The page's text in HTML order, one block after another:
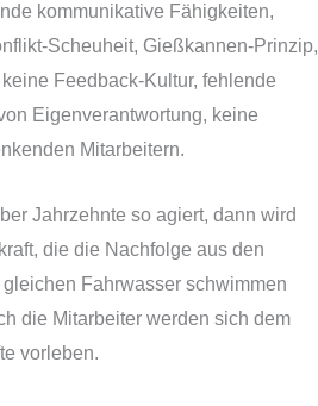
kommunikative Fähigkeiten,
Scheuheit, Gießkannen-Prinzip,
Feedback-Kultur, fehlende
Eigenverantwortung, keine
Mitarbeitern.
Jahrzehnte so agiert, dann wird
die die Nachfolge aus den
Fahrwasser schwimmen
die Mitarbeiter werden sich dem
vorleben.